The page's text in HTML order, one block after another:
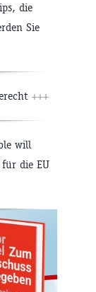
die
Sie
+++
will
für die EU